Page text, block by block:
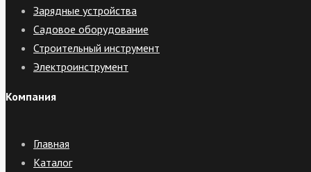
Зарядные устройства
Садовое оборудование
Строительный инструмент
Электроинструмент
Компания
Главная
Каталог